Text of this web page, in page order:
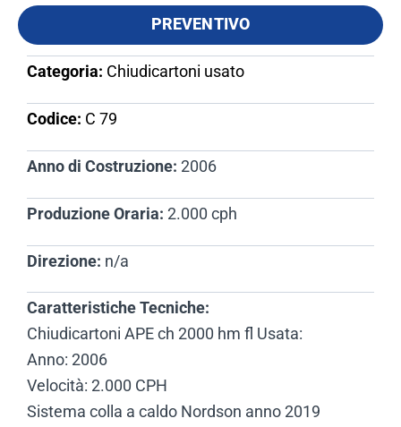
PREVENTIVO
Categoria: Chiudicartoni usato
Codice: C 79​
Anno di Costruzione: 2006
Produzione Oraria: 2.000 cph
Direzione: n/a
Caratteristiche Tecniche:
Chiudicartoni APE ch 2000 hm fl Usata:
Anno: 2006
Velocità: 2.000 CPH
Sistema colla a caldo Nordson anno 2019